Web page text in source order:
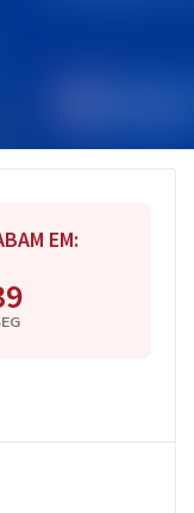
EM: